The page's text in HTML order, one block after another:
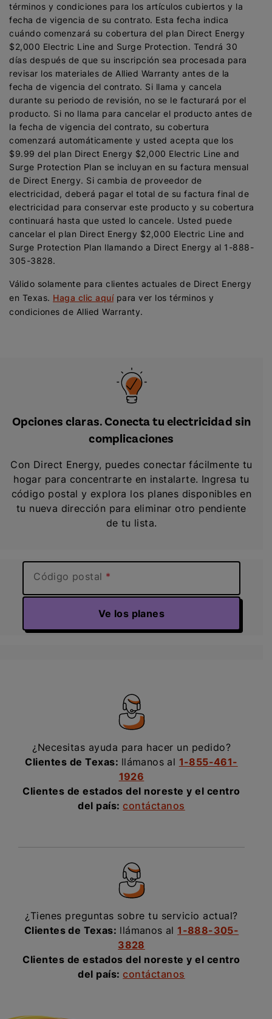
términos y condiciones para los artículos cubiertos y la
fecha de vigencia de su contrato. Esta fecha indica
cuándo comenzará su cobertura del plan Direct Energy
$2,000 Electric Line and Surge Protection. Tendrá 30
días después de que su inscripción sea procesada para
revisar los materiales de Allied Warranty antes de la
fecha de vigencia del contrato. Si llama y cancela
durante su periodo de revisión, no se le facturará por el
producto. Si no llama para cancelar el producto antes de
la fecha de vigencia del contrato, su cobertura
comenzará automáticamente y usted acepta que los
$9.99 del plan Direct Energy $2,000 Electric Line and
Surge Protection Plan se incluyan en su factura mensual
de Direct Energy. Si cambia de proveedor de
electricidad, deberá pagar el total de su factura final de
electricidad para conservar este producto y su cobertura
continuará hasta que usted lo cancele. Usted puede
cancelar el plan Direct Energy $2,000 Electric Line and
Surge Protection Plan llamando a Direct Energy al 1-888-
305-3828.
Válido solamente para clientes actuales de Direct Energy
en Texas. Haga clic aquípara ver los términos y
condiciones de Allied Warranty.
Opciones claras. Conecta tu electricidad sin
complicaciones
Con Direct Energy, puedes conectar fácilmente tu
hogar para concentrarte en instalarte. Ingresa tu
código postal y explora los planes disponibles en
tu nueva dirección para eliminar otro pendiente
de tu lista.
Código postal
Ve los planes
¿Necesitas ayuda para hacer un pedido?
Clientes de Texas: llámanos al 1-855-461-
1926
Clientes de estados del noreste y el centro
del país:contáctanos
¿Tienes preguntas sobre tu servicio actual?
Clientes de Texas: llámanos al1-888-305-
3828
Clientes de estados del noreste y el centro
del país:contáctanos